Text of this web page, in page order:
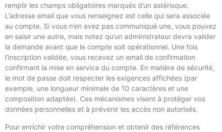
remplir les champs obligatoires marqués d’un astérisque.
L’adresse email que vous renseignez est celle qui sera associée
au compte. Si vous n’en avez pas communiqué une, vous pouvez
en saisir une autre, mais notez qu’un administrateur devra valider
la demande avant que le compte soit opérationnel. Une fois
l’inscription validée, vous recevez un email de confirmation
confirmant la mise en service du compte. En matière de sécurité,
le mot de passe doit respecter les exigences affichées (par
exemple, une longueur minimale de 10 caractères et une
composition adaptée). Ces mécanismes visent à protéger vos
données personnelles et à prévenir les accès non autorisés.
Pour enrichir votre compréhension et obtenir des références